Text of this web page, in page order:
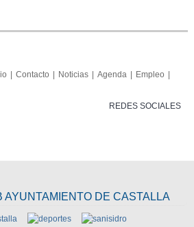
Memoria
Portal del
Contacto Noticias Agenda
Empleo
REDES SOCIALES
AYUNTAMIENTO DE CASTALLA